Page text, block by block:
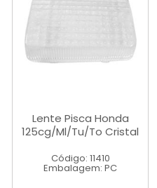
Lente Pisca Honda
125cg/Ml/Tu/To Cristal
Código: 11410
Embalagem: PC